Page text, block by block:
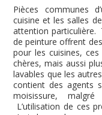
Pièces communes
cuisine et les salles
attention particulière.
de peinture offrent
pour les cuisines,
chères, mais aussi
lavables que les
contient des agents
moisissure,
L’utilisation de ces